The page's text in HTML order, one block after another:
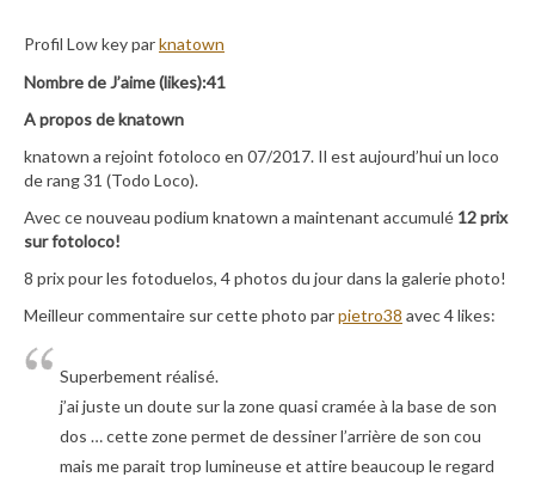
Profil Low key parknatown
Nombre de J’aime (likes):41
A propos de knatown
knatown a rejoint fotoloco en 07/2017. Il est aujourd’hui un loco
de rang 31 (Todo Loco).
Avec ce nouveau podium knatown a maintenant accumulé 12 prix
sur fotoloco!
8 prix pour les fotoduelos, 4 photos du jour dans la galerie photo!
Meilleur commentaire sur cette photo parpietro38 avec 4 likes:
Superbement réalisé.
j’ai juste un doute sur la zone quasi cramée à la base de son
dos … cette zone permet de dessiner l’arrière de son cou
mais me parait trop lumineuse et attire beaucoup le regard